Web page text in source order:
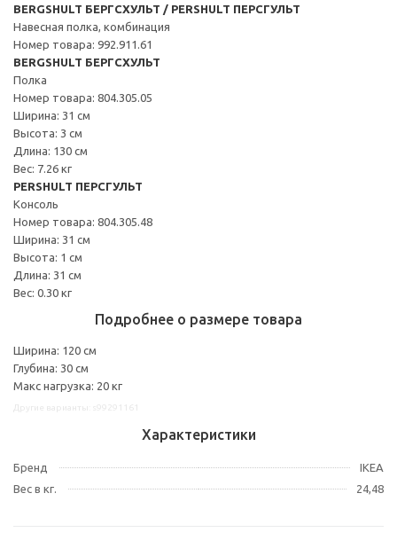
BERGSHULT БЕРГСХУЛЬТ / PERSHULT ПЕРСГУЛЬТ
Навесная полка, комбинация
Номер товара: 992.911.61
BERGSHULT БЕРГСХУЛЬТ
Полка
Номер товара: 804.305.05
Ширина: 31 см
Высота: 3 см
Длина: 130 см
Вес: 7.26 кг
PERSHULT ПЕРСГУЛЬТ
Консоль
Номер товара: 804.305.48
Ширина: 31 см
Высота: 1 см
Длина: 31 см
Вес: 0.30 кг
Подробнее о размере товара
Ширина: 120 см
Глубина: 30 см
Макс нагрузка: 20 кг
Характеристики
Бренд
IKEA
Вес в кг.
24,48